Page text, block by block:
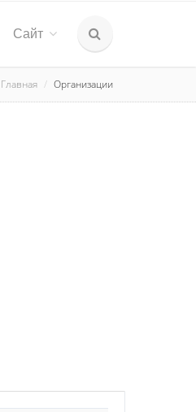
Сайт
Главная Организации